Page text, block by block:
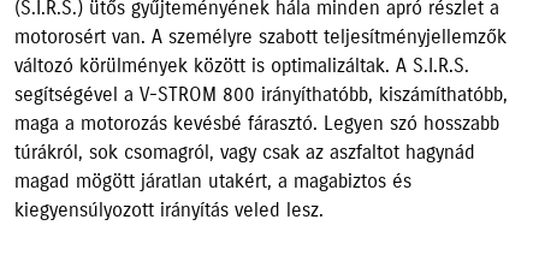
(S.I.R.S.) ütős gyűjteményének hála minden apró részlet a
motorosért van. A személyre szabott teljesítményjellemzők
változó körülmények között is optimalizáltak. A S.I.R.S.
segítségével a V-STROM 800 irányíthatóbb, kiszámíthatóbb,
maga a motorozás kevésbé fárasztó. Legyen szó hosszabb
túrákról, sok csomagról, vagy csak az aszfaltot hagynád
magad mögött járatlan utakért, a magabiztos és
kiegyensúlyozott irányítás veled lesz.